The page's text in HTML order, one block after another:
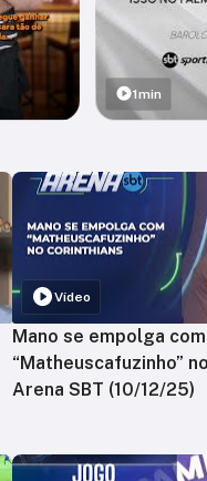
1min
Vídeo
Mano se empolga com
“Matheuscafuzinho”
Arena SBT (10/12/25)